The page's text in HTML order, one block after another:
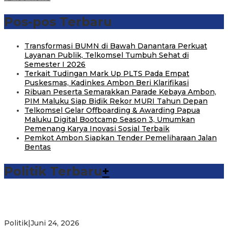
Pos-pos Terbaru
Transformasi BUMN di Bawah Danantara Perkuat
Layanan Publik, Telkomsel Tumbuh Sehat di
Semester I 2026
Terkait Tudingan Mark Up PLTS Pada Empat
Puskesmas, Kadinkes Ambon Beri Klarifikasi
Ribuan Peserta Semarakkan Parade Kebaya Ambon,
PIM Maluku Siap Bidik Rekor MURI Tahun Depan
Telkomsel Gelar Offboarding & Awarding Papua
Maluku Digital Bootcamp Season 3, Umumkan
Pemenang Karya Inovasi Sosial Terbaik
Pemkot Ambon Siapkan Tender Pemeliharaan Jalan
Bentas
Politik Terbaru+
Politik Juni 24, 2026